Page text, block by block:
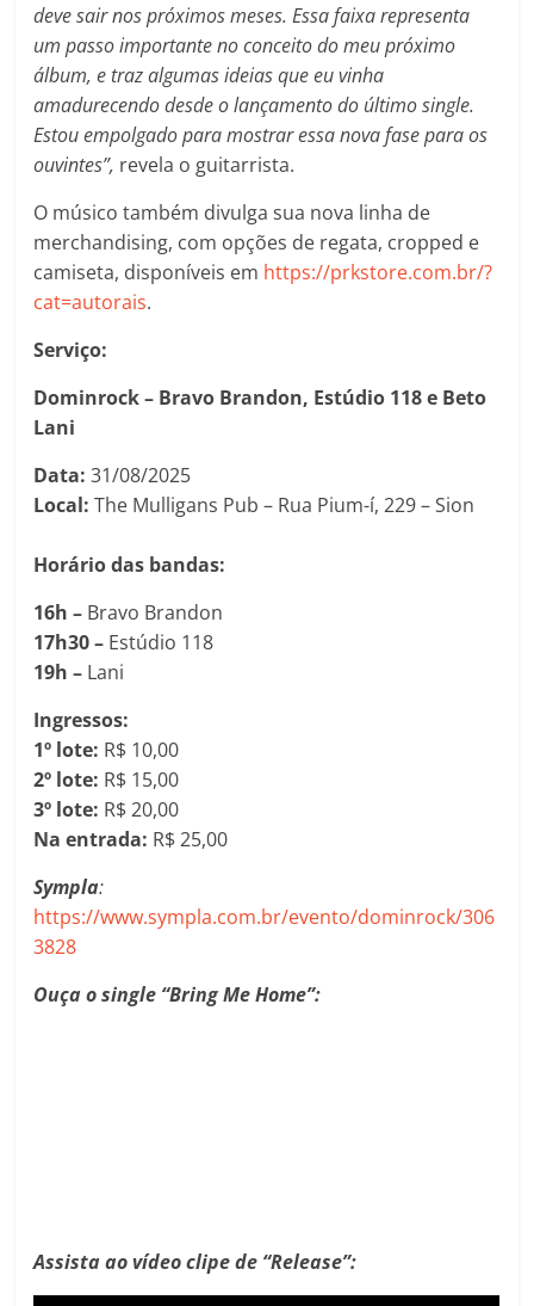
deve sair nos próximos meses. Essa faixa representa
um passo importante no conceito do meu próximo
álbum, e traz algumas ideias que eu vinha
amadurecendo desde o lançamento do último single.
Estou empolgado para mostrar essa nova fase para os
ouvintes”, revela o guitarrista.
O músico também divulga sua nova linha de
merchandising, com opções de regata, cropped e
camiseta, disponíveis em https://prkstore.com.br/?
cat=autorais.
Serviço:
Dominrock – Bravo Brandon, Estúdio 118 e Beto
Lani
Data: 31/08/2025
Local: The Mulligans Pub – Rua Pium-í, 229 – Sion
Horário das bandas:
16h – Bravo Brandon
17h30 – Estúdio 118
19h – Lani
Ingressos:
1º lote: R$ 10,00
2º lote: R$ 15,00
3º lote: R$ 20,00
Na entrada: R$ 25,00
Sympla:
https://www.sympla.com.br/evento/dominrock/306
3828
Ouça o single “Bring Me Home”:
Assista ao vídeo clipe de “Release”: